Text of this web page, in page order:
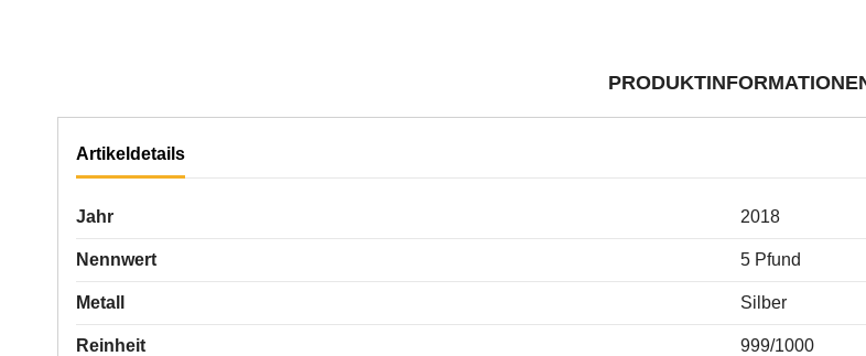
Artikeldetails
Jahr 2018
Nennwert 5 Pfund
Metall Silber
Reinheit 999/1000